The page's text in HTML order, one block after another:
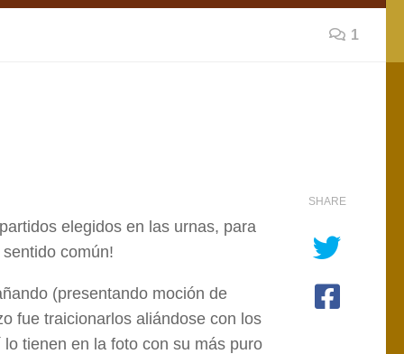
1
elegidos en las urnas, para
común!
(presentando moción de
fue traicionarlos aliándose con los
tienen en la foto con su más puro
SHARE